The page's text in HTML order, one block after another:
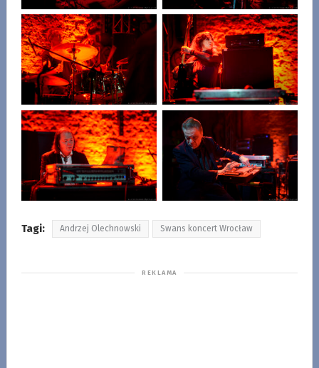
Tagi: Andrzej Olechnowski Swans koncert Wrocław